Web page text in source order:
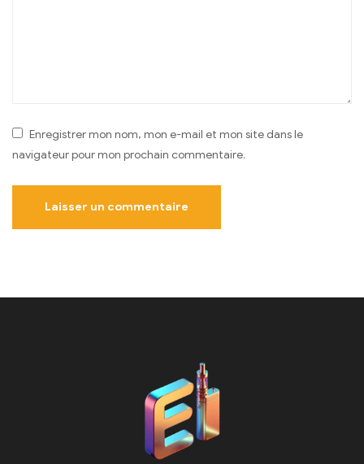
Enregistrer mon nom, mon e-mail et mon site dans le
navigateur pour mon prochain commentaire.